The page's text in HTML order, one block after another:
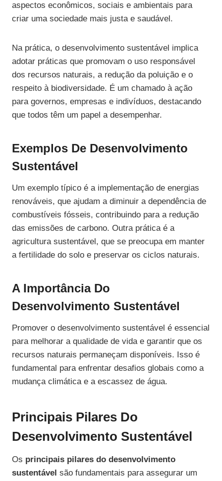
aspectos econômicos, sociais e ambientais para
criar uma sociedade mais justa e saudável.
Na prática, o desenvolvimento sustentável implica
adotar práticas que promovam o uso responsável
dos recursos naturais, a redução da poluição e o
respeito à biodiversidade. É um chamado à ação
para governos, empresas e indivíduos, destacando
que todos têm um papel a desempenhar.
Exemplos De Desenvolvimento
Sustentável
Um exemplo típico é a implementação de energias
renováveis, que ajudam a diminuir a dependência de
combustíveis fósseis, contribuindo para a redução
das emissões de carbono. Outra prática é a
agricultura sustentável, que se preocupa em manter
a fertilidade do solo e preservar os ciclos naturais.
A Importância Do
Desenvolvimento Sustentável
Promover o desenvolvimento sustentável é essencial
para melhorar a qualidade de vida e garantir que os
recursos naturais permaneçam disponíveis. Isso é
fundamental para enfrentar desafios globais como a
mudança climática e a escassez de água.
Principais Pilares Do
Desenvolvimento Sustentável
Os principais pilares do desenvolvimento
sustentável são fundamentais para assegurar um